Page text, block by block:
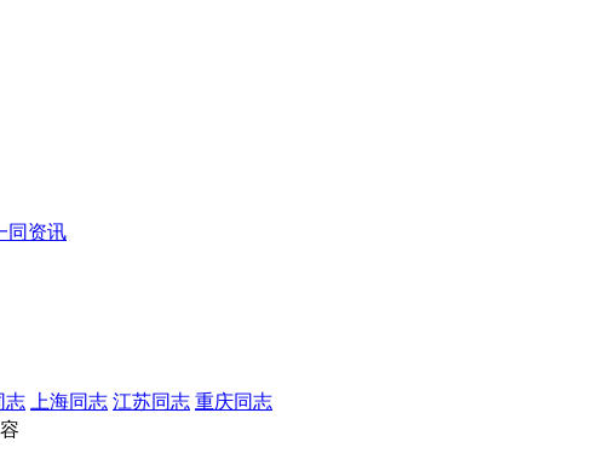
同资讯
志 上海同志 江苏同志 重庆同志